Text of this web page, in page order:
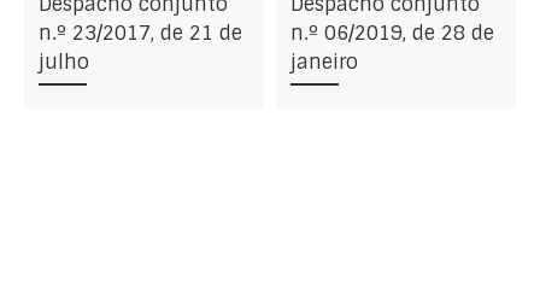
n.º 23/2017, de 21 de
julho
n.º 06/2019, de 28 de
janeiro